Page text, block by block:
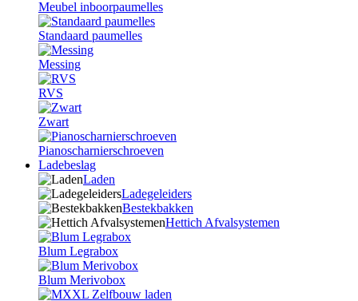
Meubel inboorpaumelles
Standaard paumelles
Messing
RVS
Zwart
Pianoscharnierschroeven
Ladebeslag
Laden
Ladegeleiders
Bestekbakken
Hettich Afvalsystemen
Blum Legrabox
Blum Merivobox